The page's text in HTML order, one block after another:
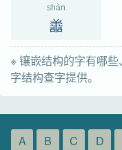
shàn
譱
※ 镶嵌结构的字有哪
字结构查字提供。
A B C D